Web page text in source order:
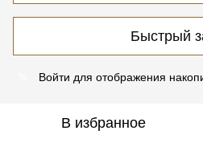
Быстрый
Войти для отображения
В избранное